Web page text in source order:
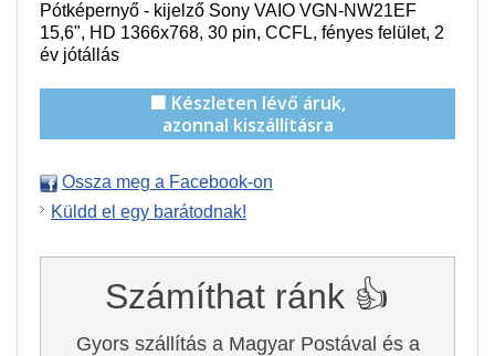
Pótképernyő - kijelző Sony VAIO VGN-NW21EF
15,6", HD 1366x768, 30 pin, CCFL, fényes felület, 2
év jótállás
🟩 Készleten lévő áruk,
azonnal kiszállításra
Ossza meg a Facebook-on
Küldd el egy barátodnak!
Számíthat ránk 👍
Gyors szállítás a Magyar Postával és a